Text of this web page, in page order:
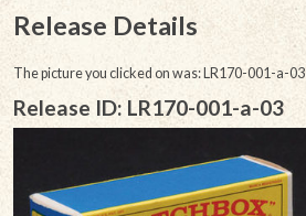
Release Details
The picture you clicked on was: LR170-001-a-03
Release ID: LR170-001-a-03